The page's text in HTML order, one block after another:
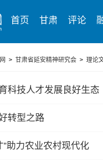
首页 甘肃 评论
> 甘肃省延安精神研究会 > 理论
科技人才发展良好生态
转型之路
”助力农业农村现代化